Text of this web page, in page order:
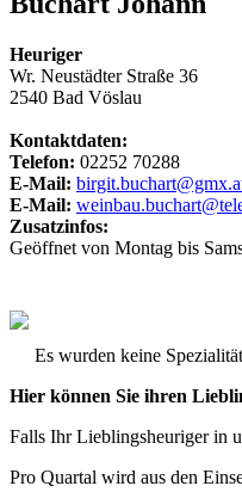
Heuriger
Wr. Neustädter Straße 36
2540 Bad Vöslau
Kontaktdaten:
Telefon: 02252 70288
E-Mail:
E-Mail:
Zusatzinfos:
Geöffnet von Montag bis
Es wurden keine
Hier können Sie ihren
Falls Ihr Lieblingsheuriger in
Pro Quartal wird aus den